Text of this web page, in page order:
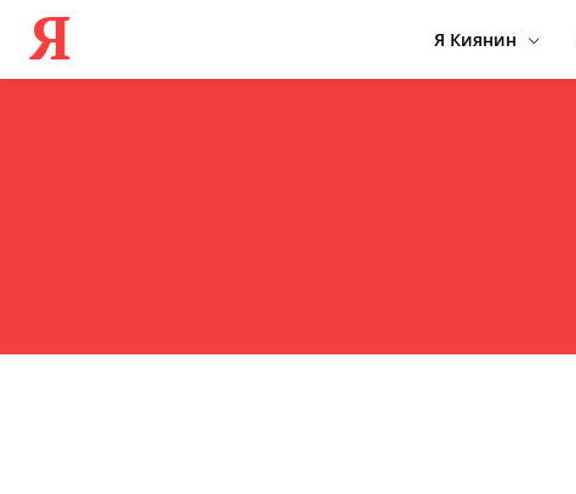
Я Я Киянин